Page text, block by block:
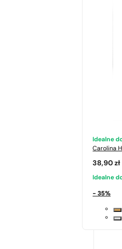
Idealne
Carolina
38,90zł
Idealne
- 35%